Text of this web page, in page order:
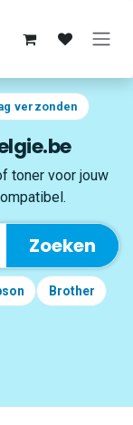
verzonden
toner voor jouw
Zoeken
Brother